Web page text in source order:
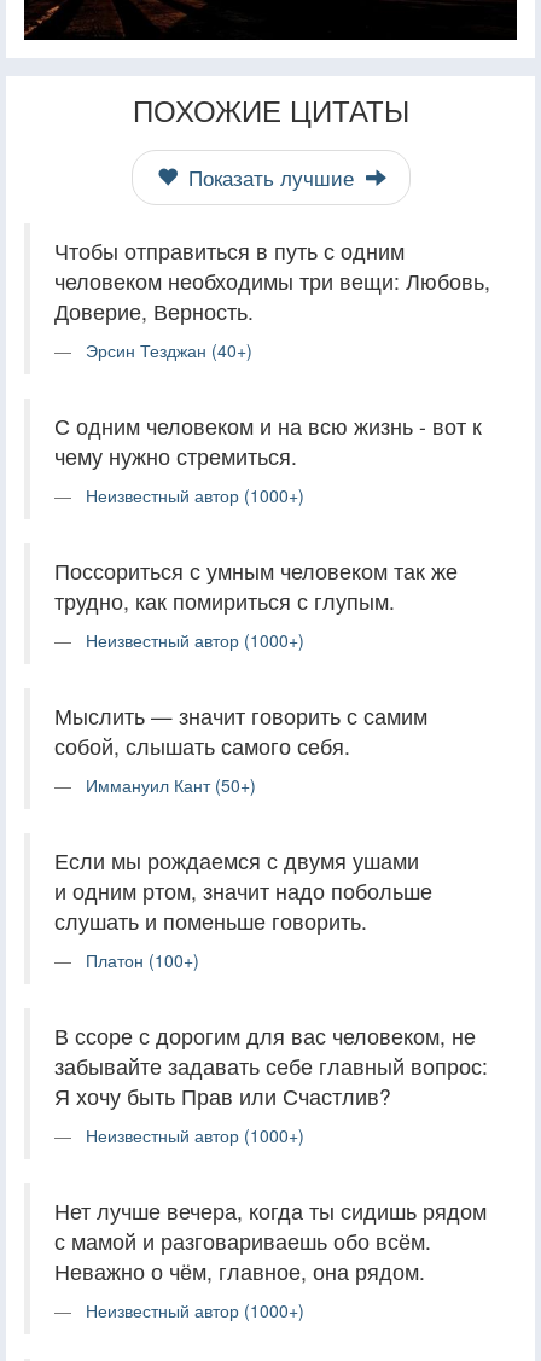
ПОХОЖИЕ ЦИТАТЫ
Показать лучшие
Чтобы отправиться в путь с одним
человеком необходимы три вещи: Любовь,
Доверие, Верность.
Эрсин Тезджан (40+)
С одним человеком и на всю жизнь - вот к
чему нужно стремиться.
Неизвестный автор (1000+)
Поссориться с умным человеком так же
трудно, как помириться с глупым.
Неизвестный автор (1000+)
Мыслить — значит говорить с самим
собой, слышать самого себя.
Иммануил Кант (50+)
Если мы рождаемся с двумя ушами
и одним ртом, значит надо побольше
слушать и поменьше говорить.
Платон (100+)
В ссоре с дорогим для вас человеком, не
забывайте задавать себе главный вопрос:
Я хочу быть Прав или Счастлив?
Неизвестный автор (1000+)
Нет лучше вечера, когда ты сидишь рядом
с мамой и разговариваешь обо всём.
Неважно о чём, главное, она рядом.
Неизвестный автор (1000+)